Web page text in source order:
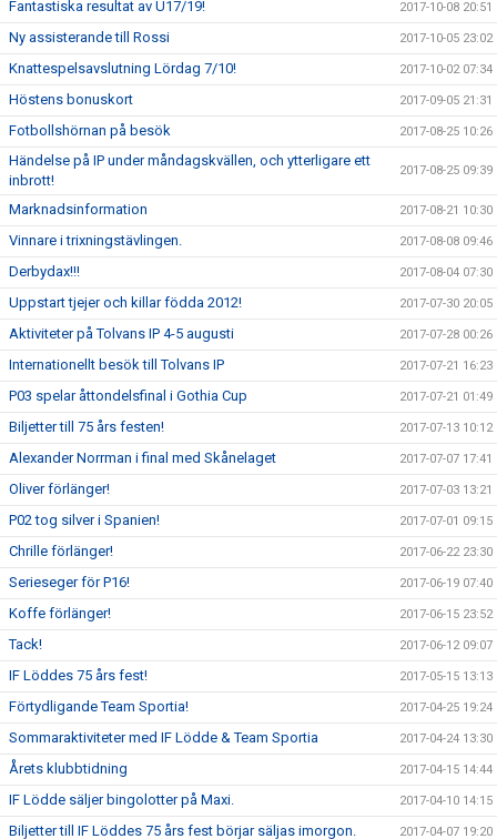
Fantastiska resultat av U17/19! 2017-10-08 20:51
Ny assisterande till Rossi 2017-10-05 23:02
Knattespelsavslutning Lördag 7/10! 2017-10-02 07:34
Höstens bonuskort 2017-09-05 21:31
Fotbollshörnan på besök 2017-08-25 10:26
Händelse på IP under måndagskvällen, och ytterligare ett
inbrott!
2017-08-25 09:39
Marknadsinformation 2017-08-21 10:30
Vinnare i trixningstävlingen. 2017-08-08 09:46
Derbydax!!! 2017-08-04 07:30
Uppstart tjejer och killar födda 2012! 2017-07-30 20:05
Aktiviteter på Tolvans IP 4-5 augusti 2017-07-28 00:26
Internationellt besök till Tolvans IP 2017-07-21 16:23
P03 spelar åttondelsfinal i Gothia Cup 2017-07-21 01:49
Biljetter till 75 års festen! 2017-07-13 10:12
Alexander Norrman i final med Skånelaget 2017-07-07 17:41
Oliver förlänger! 2017-07-03 13:21
P02 tog silver i Spanien! 2017-07-01 09:15
Chrille förlänger! 2017-06-22 23:30
Serieseger för P16! 2017-06-19 07:40
Koffe förlänger! 2017-06-15 23:52
Tack! 2017-06-12 09:07
IF Löddes 75 års fest! 2017-05-15 13:13
Förtydligande Team Sportia! 2017-04-25 19:24
Sommaraktiviteter med IF Lödde & Team Sportia 2017-04-24 13:30
Årets klubbtidning 2017-04-15 14:44
IF Lödde säljer bingolotter på Maxi. 2017-04-10 14:15
Biljetter till IF Löddes 75 års fest börjar säljas imorgon. 2017-04-07 19:20